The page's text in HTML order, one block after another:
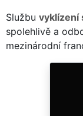
Službu vyklízení
spolehlivě a
mezinárodní